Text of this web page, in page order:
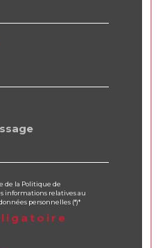
de la Politique de
informations relatives au
personnelles (*)*